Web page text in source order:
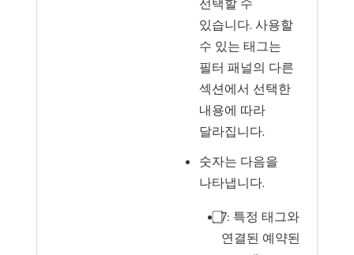
있습니다. 사용할
수 있는 태그는
필터 패널의 다른
섹션에서 선택한
내용에 따라
달라집니다.
숫자는 다음을
나타냅니다.
⃣7︎: 특정 태그와
연결된 예약된